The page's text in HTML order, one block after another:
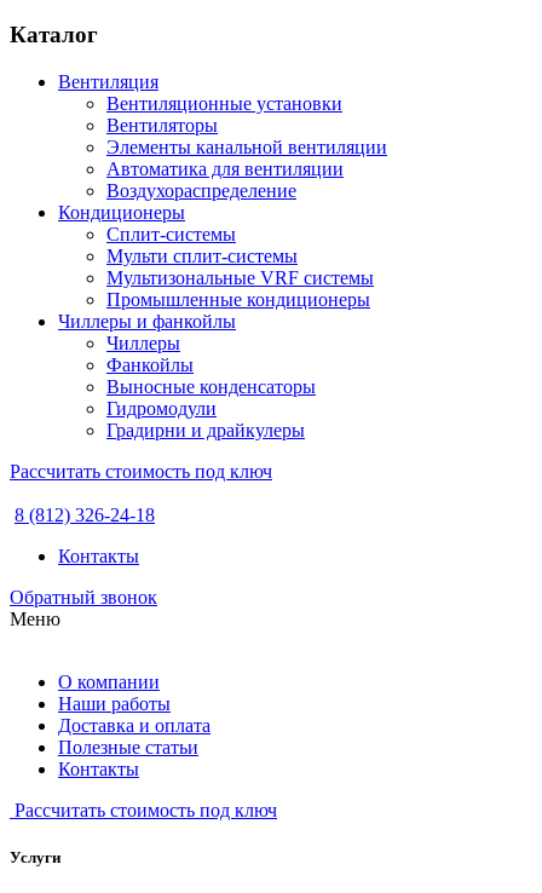
Каталог
Вентиляция
Вентиляционные установки
Вентиляторы
Элементы канальной вентиляции
Автоматика для вентиляции
Воздухораспределение
Кондиционеры
Сплит-системы
Мульти сплит-системы
Мультизональные VRF системы
Промышленные кондиционеры
Чиллеры и фанкойлы
Чиллеры
Фанкойлы
Выносные конденсаторы
Гидромодули
Градирни и драйкулеры
Рассчитать стоимость под ключ
8 (812) 326-24-18
Контакты
Обратный звонок
Меню
О компании
Наши работы
Доставка и оплата
Полезные статьи
Контакты
Рассчитать стоимость под ключ
Услуги